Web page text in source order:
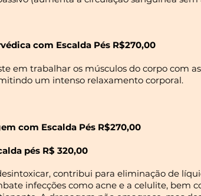
com Escalda Pés R$270,00
em trabalhar os músculos do corpo com
um intenso relaxamento corporal.
com Escalda Pés R$270,00
pés R$ 320,00
contribui para eliminação de
infecções como acne e a celulite, bem